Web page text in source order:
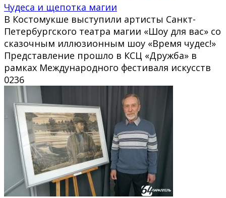
Чудеса и щепотка магии
В Костомукше выступили артисты Санкт-
Петербургского театра магии «Шоу для вас» со
сказочным иллюзионным шоу «Время чудес!»
Представление прошло в КСЦ «Дружба» в
рамках Международного фестиваля искусств
0236